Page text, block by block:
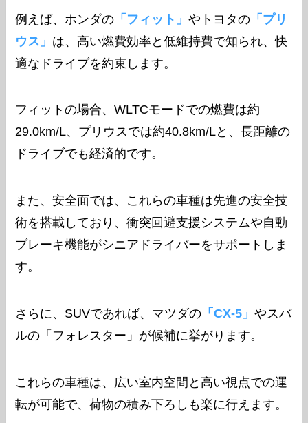
例えば、ホンダの 「フィット」やトヨタの 「プリ
ウス」 は、高い燃費効率と低維持費で知られ、快
適なドライブを約束します。
フィットの場合、WLTCモードでの燃費は約
29.0km/L、プリウスでは約40.8km/Lと、長距離の
ドライブでも経済的です。
また、安全面では、これらの車種は先進の安全技
術を搭載しており、衝突回避支援システムや自動
ブレーキ機能がシニアドライバーをサポートしま
す。
さらに、SUVであれば、マツダの 「CX-5」やスバ
ルの「フォレスター」が候補に挙がります。
これらの車種は、広い室内空間と高い視点での運
転が可能で、荷物の積み下ろしも楽に行えます。